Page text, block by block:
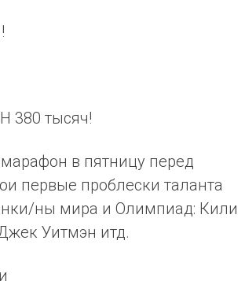
380 тысяч!
в пятницу перед
первые проблески таланта
ны мира и Олимпиад: Кили
Уитмэн итд.